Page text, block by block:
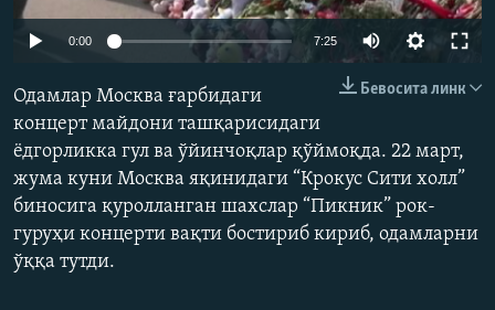
360p 480p
0:00 7:25
480p
Бевосита линк
Одамлар Москва ғарбидаги
концерт майдони ташқарисидаги
ёдгорликка гул ва ўйинчоқлар қўймоқда. 22 март,
жума куни Москва яқинидаги “Крокус Сити холл”
биносига қуролланган шахслар “Пикник” рок-
гуруҳи концерти вақти бостириб кириб, одамларни
ўққа тутди.